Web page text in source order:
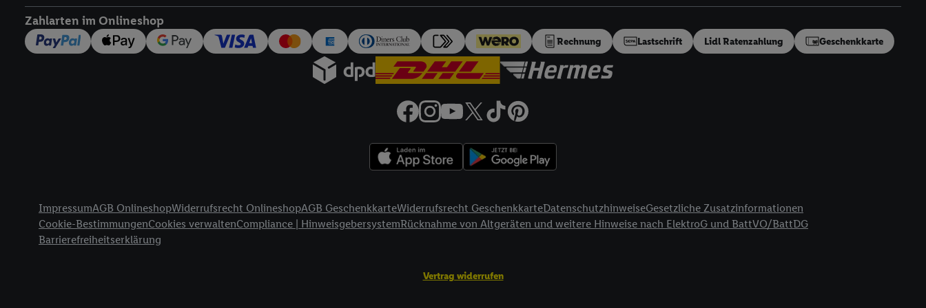
Zahlarten im Onlineshop
Rechnung Lastschrift Lidl Ratenzahlung Geschenkkarte
ImpressumAGB OnlineshopWiderrufsrecht OnlineshopAGB GeschenkkarteWiderrufsrecht GeschenkkarteDatenschutzhinweiseGesetzliche Zusatzinformationen
Cookie-BestimmungenCookies verwaltenCompliance | HinweisgebersystemRücknahme von Altgeräten und weitere Hinweise nach ElektroG und BattVO/BattDG
Barrierefreiheitserklärung
Vertrag widerrufen
widerrufen - jederzeit auch überdas Datenschutzportal von Utiq („consenthub“)oder über „Anpassen“/„Nutzung der
die Lidl-Dienste) widerrufen. Weitere Informationen finden Sie in denDatenschutzbestimmungen von Utiq.
Durch einen Klick auf „Ablehnen“ können Sie nur den Einsatz notwendiger Techniken zulassen. Durch einen Klick auf
„Zustimmen“ stimmen Sie allen Verarbeitungen zu sämtlichen vorgenannten Zwecken unter Einbindung sämtlicher
jederzeit mit Wirkung für die Zukunft zu widerrufen, finden Sie in unserenDatenschutzbestimmungen
Unter „Anpassen“ können Sie einzelne Verwendungszwecke oder Partner zulassen; das gilt auch für die
Gewährleistung der Sicherheit, Verhinderung und Aufdeckung von Betrug und Fehlerbehebung, Bereitstellung und
Verknüpfung verschiedener Endgeräte, Identifikation von Geräten anhand automatisch übermittelter Informationen,
Messung des Erfolgs von Werbekampagnen durch TTD und Nutzung der Telekommunikations-basierten Utiq-
Zugriff auf Informationen auf einem Endgerät. Entwicklung und Verbesserung der Angebote. Analyse von